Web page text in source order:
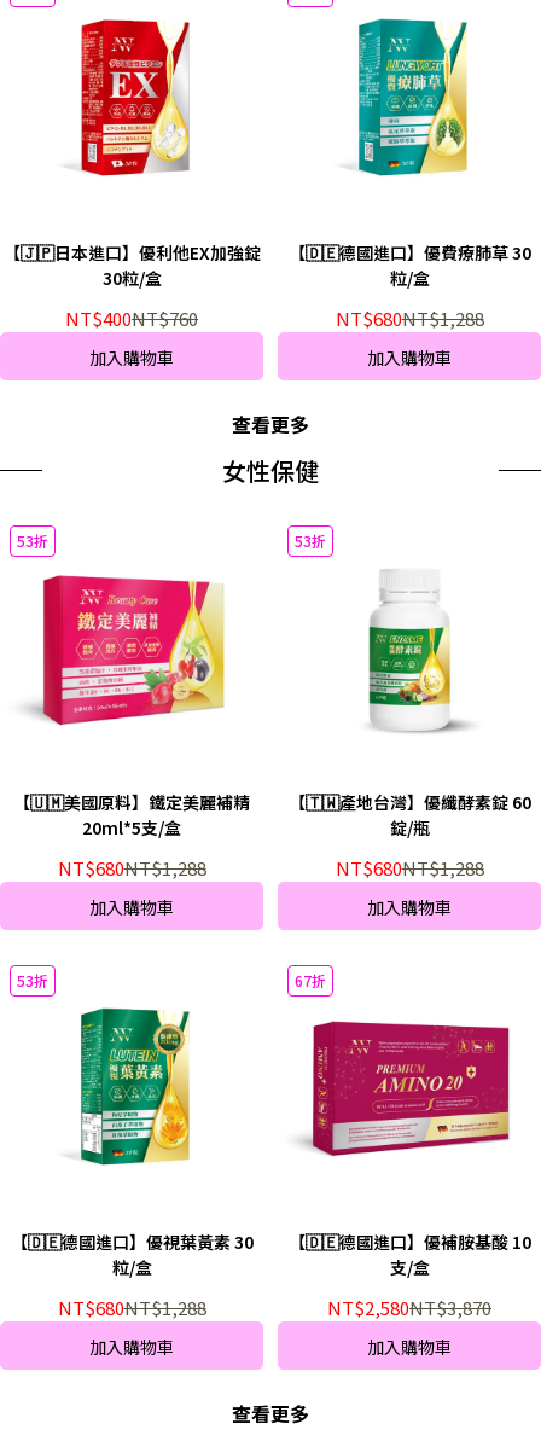
【🇯🇵日本進口】優利他EX加強錠
30粒/盒
NT$400NT$760
加入購物車
【🇩🇪德國進口】優費療肺草 30
粒/盒
NT$680NT$1,288
加入購物車
查看更多
女性保健
53折
【🇺🇲美國原料】鐵定美麗補精
20ml*5支/盒
NT$680NT$1,288
加入購物車
53折
【🇹🇼產地台灣】優纖酵素錠 60
錠/瓶
NT$680NT$1,288
加入購物車
53折
【🇩🇪德國進口】優視葉黃素 30
粒/盒
NT$680NT$1,288
加入購物車
67折
【🇩🇪德國進口】優補胺基酸 10
支/盒
NT$2,580NT$3,870
加入購物車
查看更多